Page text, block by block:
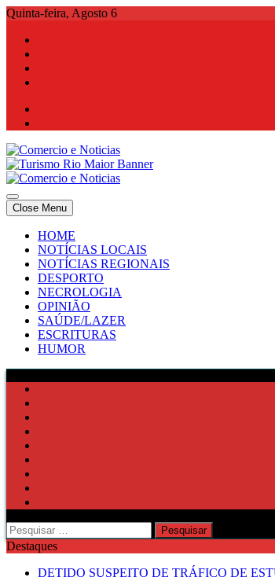
Skip
content
Quinta-feira, Agosto 6
Comercio e Noticias
Notícias e Publicidade Online
Comercio e Noticias
Notícias e Publicidade Online
Close Menu
HOME
NOTÍCIAS LOCAIS
NOTÍCIAS REGIONAIS
DESPORTO
NECROLOGIA
OPINIÃO
SAÚDE/LAZER
ESCRITURAS
HUMOR
Pesquisar
por:
Destaques
DETIDO SUSPEITO DE TRÁFICO DE